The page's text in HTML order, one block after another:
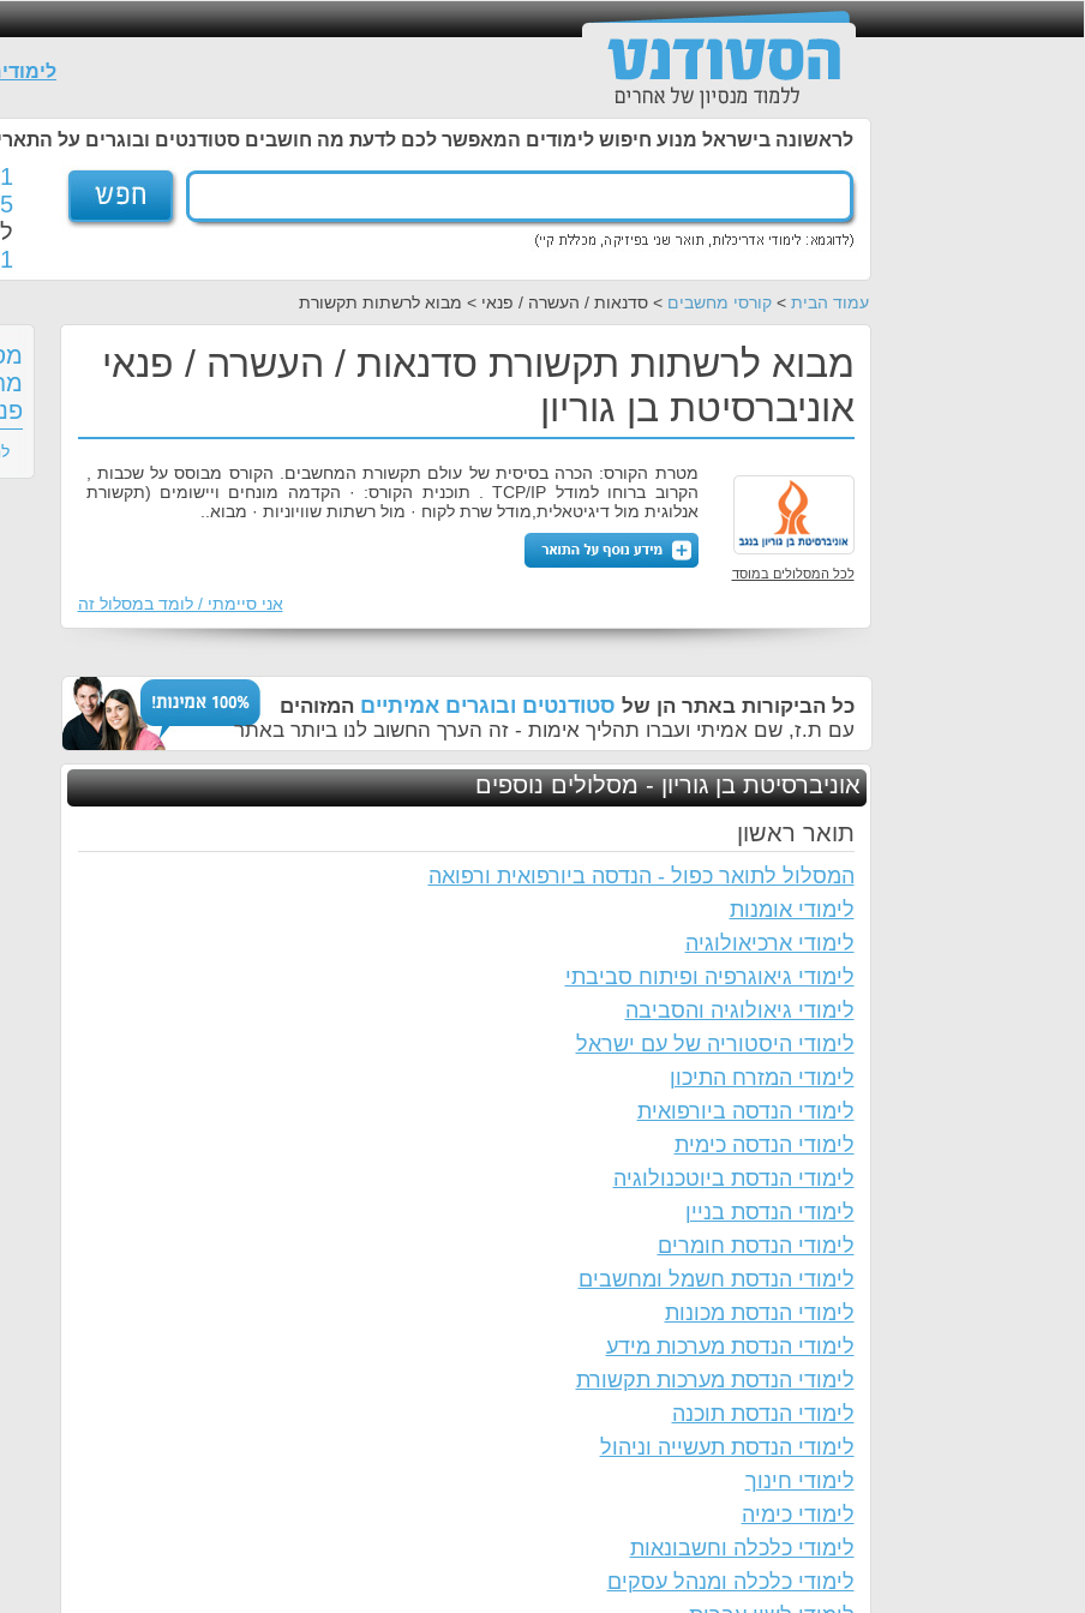
לראשונה בישראל מנוע חיפוש לימודים המאפשר לכם לדעת מה חושבים סטודנטים ובוגרים על
עמוד הבית >קורסי מחשבים > סדנאות / העשרה / פנאי > מבוא לרשתות תקשורת
מבוא לרשתות תקשורת סדנאות / העשרה / פנאי
אוניברסיטת בן גוריון
לכל המסלולים במוסד
מטרת הקורס: הכרה בסיסית של עולם תקשורת המחשבים. הקורס מבוסס על שכבות ,
הקרוב ברוחו למודל TCP/IP . תוכנית הקורס: · הקדמה מונחים ויישומים (תקשורת
אנלוגית מול דיגיטאלית,מודל שרת לקוח · מול רשתות שוויוניות · מבוא..
אני סיימתי / לומד במסלול זה
כל הביקורות באתר הן של סטודנטים ובוגרים אמיתיים המזוהים
עם ת.ז, שם אמיתי ועברו תהליך אימות - זה הערך החשוב לנו ביותר באתר
אוניברסיטת בן גוריון - מסלולים נוספים
תואר ראשון
המסלול לתואר כפול - הנדסה ביורפואית ורפואה
לימודי אומנות
לימודי ארכיאולוגיה
לימודי גיאוגרפיה ופיתוח סביבתי
לימודי גיאולוגיה והסביבה
לימודי היסטוריה של עם ישראל
לימודי המזרח התיכון
לימודי הנדסה ביורפואית
לימודי הנדסה כימית
לימודי הנדסת ביוטכנולוגיה
לימודי הנדסת בניין
לימודי הנדסת חומרים
לימודי הנדסת חשמל ומחשבים
לימודי הנדסת מכונות
לימודי הנדסת מערכות מידע
לימודי הנדסת מערכות תקשורת
לימודי הנדסת תוכנה
לימודי הנדסת תעשייה וניהול
לימודי חינוך
לימודי כימיה
לימודי כלכלה וחשבונאות
לימודי כלכלה ומנהל עסקים